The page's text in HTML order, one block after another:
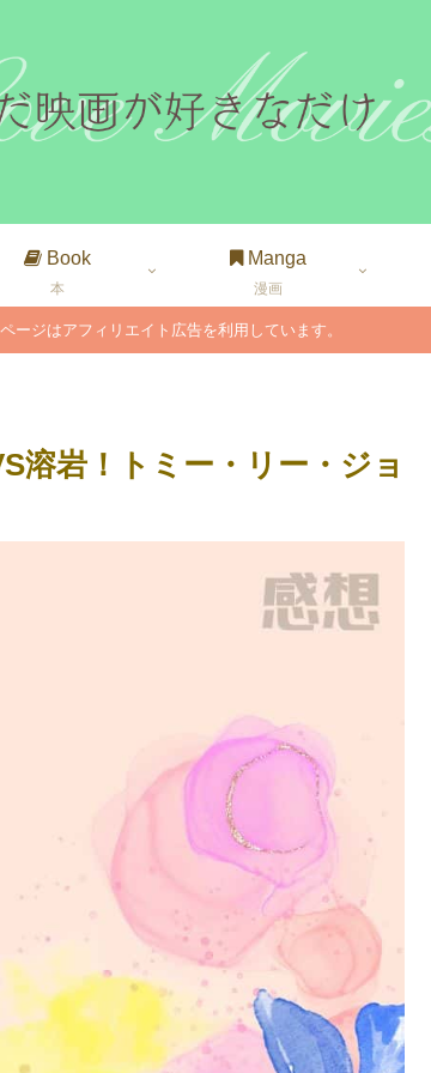
Book
本
Manga
漫画
ージはアフィリエイト広告を利用しています。
溶岩！トミー・リー・ジョ